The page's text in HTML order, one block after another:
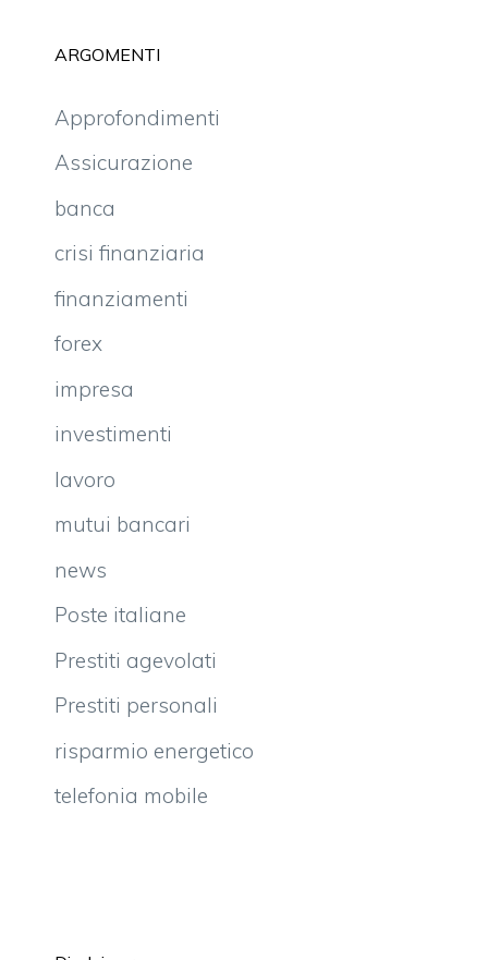
ARGOMENTI
Approfondimenti
Assicurazione
banca
crisi finanziaria
finanziamenti
forex
impresa
investimenti
lavoro
mutui bancari
news
Poste italiane
Prestiti agevolati
Prestiti personali
risparmio energetico
telefonia mobile